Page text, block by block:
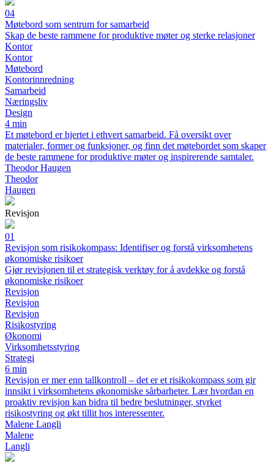
04
Møtebord som sentrum for samarbeid
Skap de beste rammene for produktive møter og sterke relasjoner
Kontor
Kontor
Møtebord
Kontorinnredning
Samarbeid
Næringsliv
Design
4 min
Et møtebord er hjertet i ethvert samarbeid. Få oversikt over
materialer, former og funksjoner, og finn det møtebordet som skaper
de beste rammene for produktive møter og inspirerende samtaler.
Theodor Haugen
Theodor
Haugen
Revisjon
01
Revisjon som risikokompass: Identifiser og forstå virksomhetens
økonomiske risikoer
Gjør revisjonen til et strategisk verktøy for å avdekke og forstå
økonomiske risikoer
Revisjon
Revisjon
Revisjon
Risikostyring
Økonomi
Virksomhetsstyring
Strategi
6 min
Revisjon er mer enn tallkontroll – det er et risikokompass som gir
innsikt i virksomhetens økonomiske sårbarheter. Lær hvordan en
proaktiv revisjon kan bidra til bedre beslutninger, styrket
risikostyring og økt tillit hos interessenter.
Malene Langli
Malene
Langli